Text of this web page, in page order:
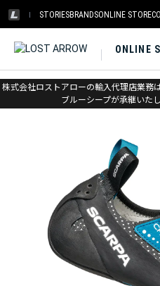
STORIESBRANDSONLINE STORE
ONLINE
株式会社ロストアローの輸入代理店業務
ブルーシープが承継いたし
ホーム > スカルパ > クライミング